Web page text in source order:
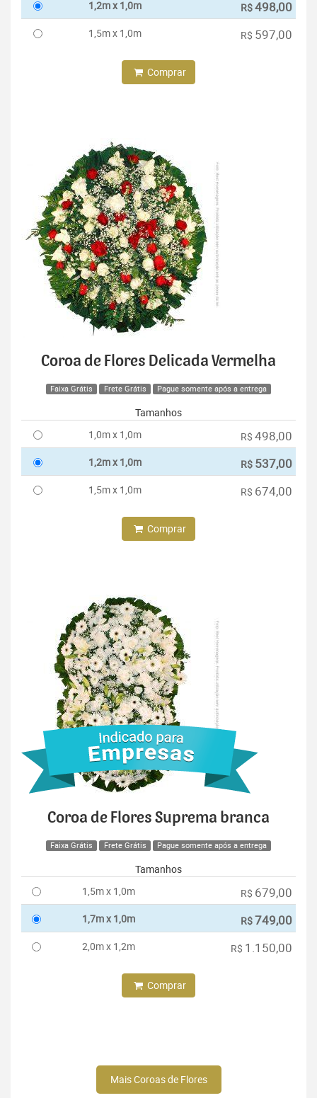
1,2m x 1,0m R$498,00
1,5m x 1,0m R$ 597,00
Comprar
Coroa de Flores Delicada Vermelha
Faixa Grátis Frete Grátis Pague somente após a entrega
Tamanhos
1,0m x 1,0m
R$ 498,00
1,2m x 1,0m R$ 537,00
1,5m x 1,0m R$ 674,00
Comprar
Coroa de Flores Suprema branca
Faixa Grátis Frete Grátis Pague somente após a entrega
Tamanhos
1,5m x 1,0m
R$ 679,00
1,7m x 1,0m R$749,00
2,0m x 1,2m R$ 1.150,00
Comprar
Mais Coroas de Flores